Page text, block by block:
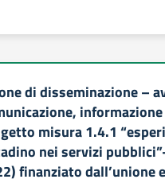
di disseminazione –
misura 1.4.1
nei servizi
finanziato dall’unione